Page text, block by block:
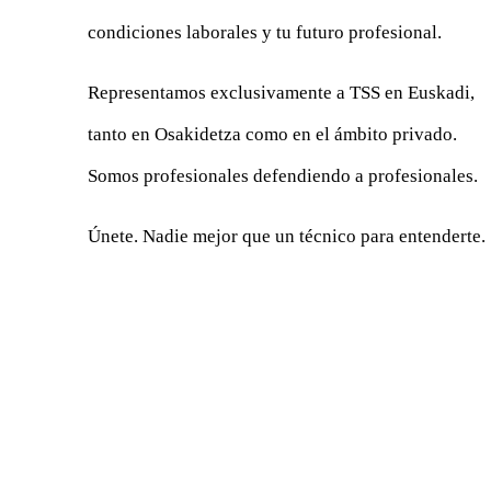
condiciones laborales y tu futuro profesional.
Representamos exclusivamente a TSS en Euskadi,
tanto en Osakidetza como en el ámbito privado.
Somos profesionales defendiendo a profesionales.
Únete. Nadie mejor que un técnico para entenderte.